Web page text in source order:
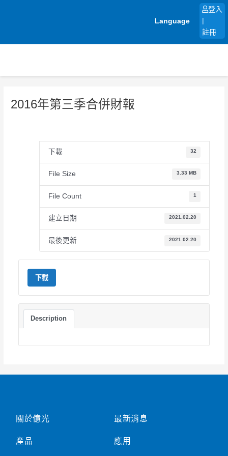
Language
登入
註冊
2016年第三季合併財報
下載 32
File Size 3.33 MB
File Count 1
建立日期 2021.02.20
最後更新 2021.02.20
下載
Description
關於億光
產品
最新消息
應用